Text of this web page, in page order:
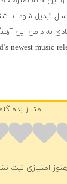
تبدیل شود. با
به دامن این
newest music
امتیاز بده
امتیازی ثبت